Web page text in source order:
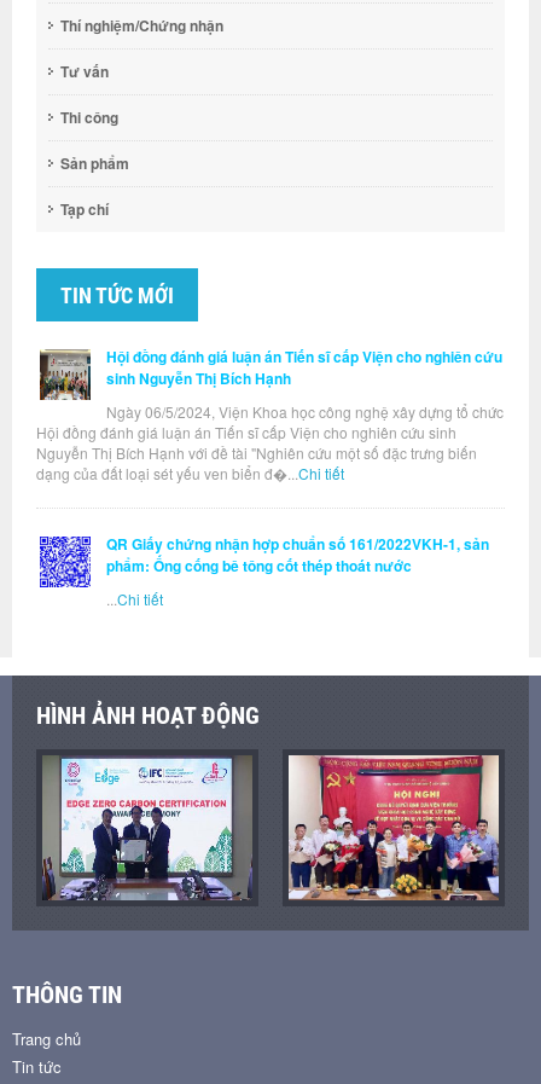
Thí nghiệm/Chứng nhận
Tư vấn
Thi công
Sản phẩm
Tạp chí
TIN TỨC MỚI
Hội đồng đánh giá luận án Tiến sĩ cấp Viện cho nghiên cứu
sinh Nguyễn Thị Bích Hạnh
Ngày 06/5/2024, Viện Khoa học công nghệ xây dựng tổ chức
Hội đồng đánh giá luận án Tiến sĩ cấp Viện cho nghiên cứu sinh
Nguyễn Thị Bích Hạnh với đề tài "Nghiên cứu một số đặc trưng biến
dạng của đất loại sét yếu ven biển đ�... Chi tiết
QR Giấy chứng nhận hợp chuẩn số 161/2022VKH-1, sản
phẩm: Ống cống bê tông cốt thép thoát nước
Chi tiết
HÌNH ẢNH HOẠT ĐỘNG
THÔNG TIN
Trang chủ
Tin tức